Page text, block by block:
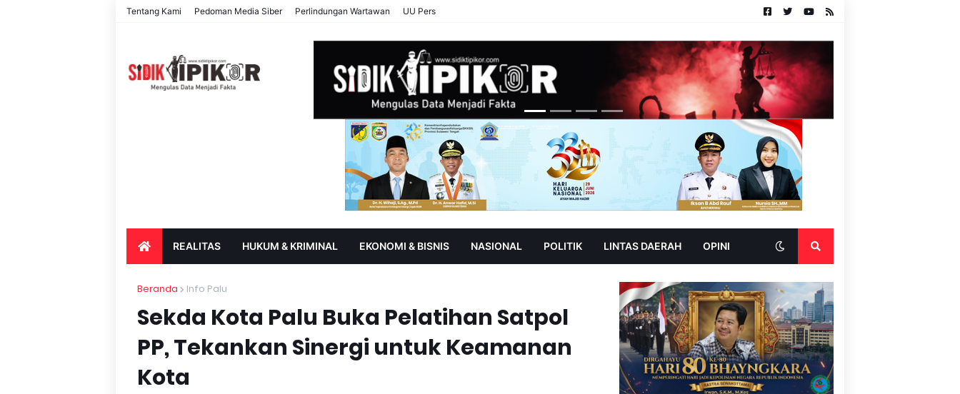
Tentang Kami Pedoman Media Siber Perlindungan Wartawan UU Pers
REALITAS HUKUM & KRIMINAL EKONOMI & BISNIS NASIONAL POLITIK LINTAS DAERAH OPINI
Beranda Info Palu
Sekda Kota Palu Buka Pelatihan Satpol
PP, Tekankan Sinergi untuk Keamanan
Kota